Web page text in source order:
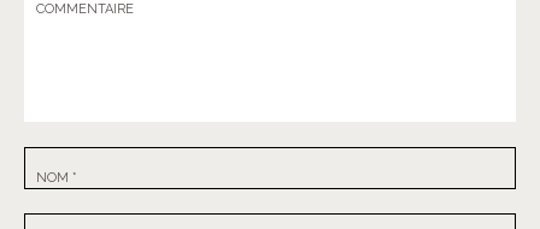
COMMENTAIRE
NOM *